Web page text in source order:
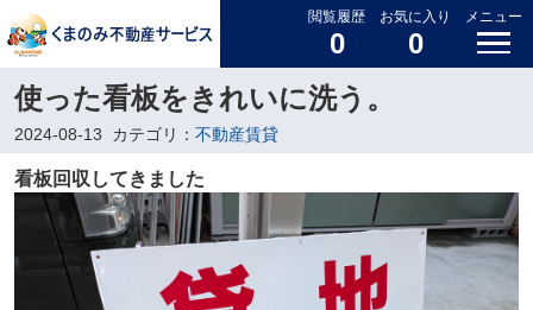
閲覧履歴
0
お気に入り
0
メニュー
使った看板をきれいに洗う。
2024-08-13 カテゴリ： 不動産賃貸
看板回収してきました